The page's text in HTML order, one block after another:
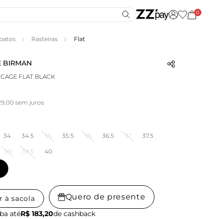
0
Rasteiras Flat
BIRMAN
FLAT BLACK
sem juros
34 34.5 35 35.5 36 36.5 37 37.5
39 39.5 40
à sacola Quero de presente
atéR$ 183,20de cashback